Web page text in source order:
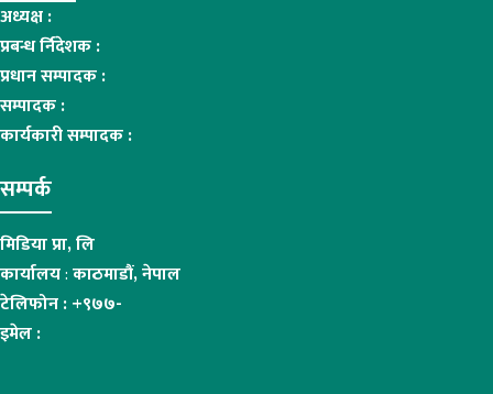
अध्यक्ष :
प्रबन्ध र्निदेशक :
प्रधान सम्पादक :
सम्पादक :
कार्यकारी सम्पादक :
सम्पर्क
मिडिया प्रा, लि
कार्यालय:काठमाडौं, नेपाल
टेलिफोन : +९७७-
इमेल :